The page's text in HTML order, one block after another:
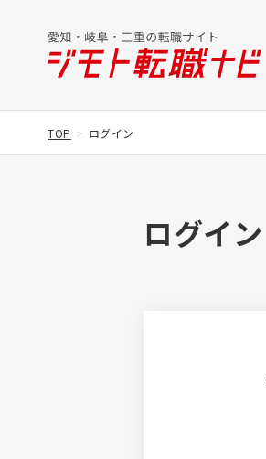
TOP ログイン
ログイン